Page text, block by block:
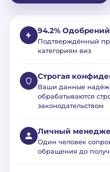
94.2% Одобрений
Подтверждённый
категориям виз
Строгая
Ваши данные
обрабатываются
законодательством
Личный
Один человек
обращения до